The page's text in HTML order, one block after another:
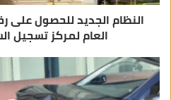
النظام الجديد للحصول على
العام لمركز تسجيل